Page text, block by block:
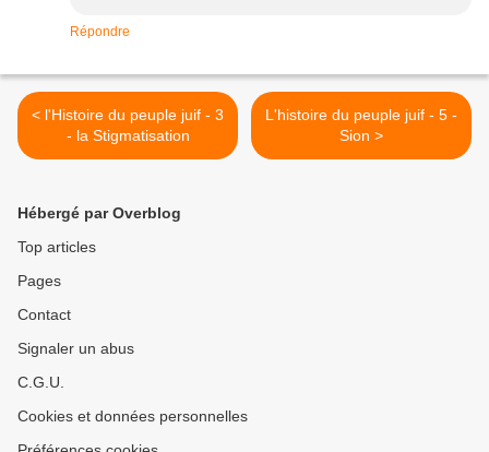
Répondre
< l'Histoire du peuple juif - 3
- la Stigmatisation
L'histoire du peuple juif - 5 -
Sion >
Hébergé par Overblog
Top articles
Pages
Contact
Signaler un abus
C.G.U.
Cookies et données personnelles